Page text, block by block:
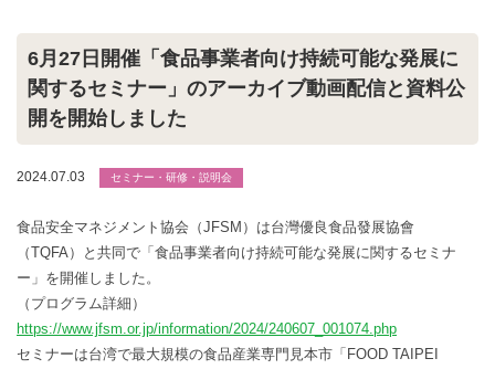
6月27日開催「食品事業者向け持続可能な発展に
関するセミナー」のアーカイブ動画配信と資料公
開を開始しました
2024.07.03 セミナー・研修・説明会
食品安全マネジメント協会（JFSM）は台灣優良食品發展協會
（TQFA）と共同で「食品事業者向け持続可能な発展に関するセミナ
ー」を開催しました。
（プログラム詳細）
https://www.jfsm.or.jp/information/2024/240607_001074.php
セミナーは台湾で最大規模の食品産業専門見本市「FOOD TAIPEI